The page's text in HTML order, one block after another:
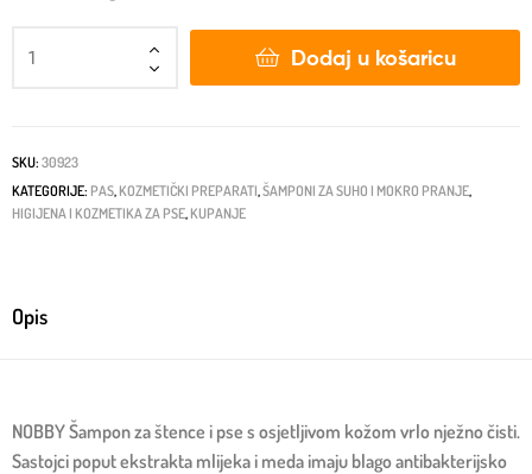
Dodaj u košaricu
SKU: 30923
KATEGORIJE: PAS, KOZMETIČKI PREPARATI,ŠAMPONI ZA SUHO I MOKRO PRANJE,
HIGIJENA I KOZMETIKA ZA PSE, KUPANJE
Opis
NOBBY Šampon za štence i pse s osjetljivom kožom vrlo nježno čisti.
Sastojci poput ekstrakta mlijeka i meda imaju blago antibakterijsko